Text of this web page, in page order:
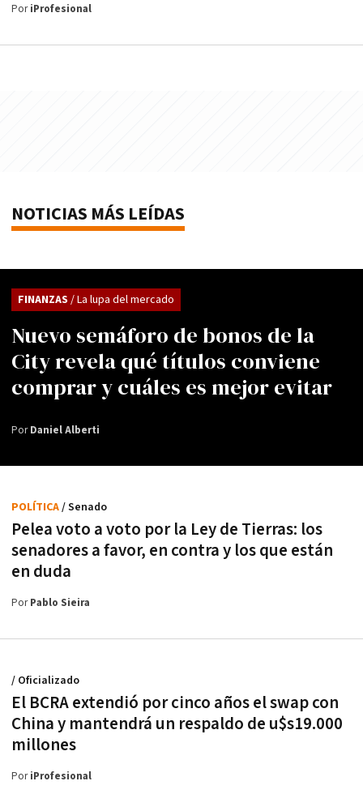
PoriProfesional
NOTICIAS MÁS LEÍDAS
Nuevo semáforo de bonos de la
City revela qué títulos conviene
comprar y cuáles es mejor evitar
FINANZAS / La lupa del mercado
PorDaniel Alberti
Pelea voto a voto por la Ley de Tierras: los
senadores a favor, en contra y los que están
en duda
POLÍTICA/ Senado
PorPablo Sieira
El BCRA extendió por cinco años el swap con
China y mantendrá un respaldo de u$s19.000
millones
/ Oficializado
PoriProfesional